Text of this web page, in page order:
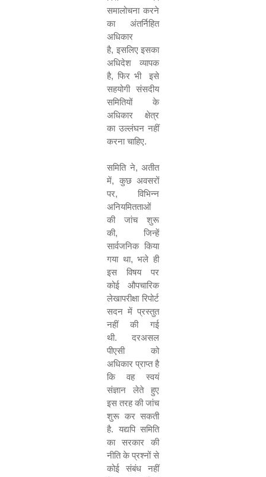
समालोचना करने
का अंतर्निहित
अधिकार
है, इसलिए इसका
अधिदेश व्यापक
है, फिर भी इसे
सहयोगी संसदीय
समितियों के
अधिकार क्षेत्र
का उल्लंघन नहीं
करना चाहिए.
समिति ने, अतीत
में, कुछ अवसरों
पर, विभिन्न
अनियमितताओं
की जांच शुरू
की, जिन्हें
सार्वजनिक किया
गया था,भले ही
इस विषय पर
कोई औपचारिक
लेखापरीक्षा रिपोर्ट
सदन में प्रस्तुत
नहीं की गई
थी. दरअसल
पीएसी को
अधिकार प्राप्त है
कि वह स्वयं
संज्ञान लेते हुए
इस तरह की जांच
शुरू कर सकती
है. यद्यपि समिति
का सरकार की
नीति के प्रश्नों से
कोई संबंध नहीं